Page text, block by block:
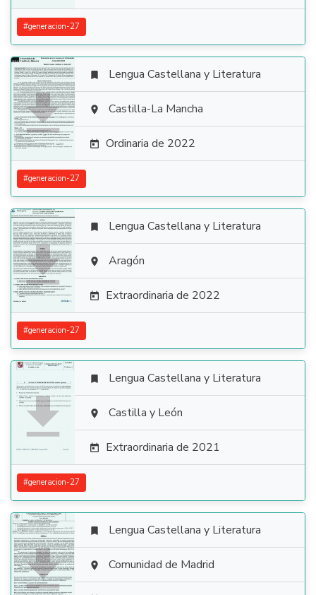
#generacion-27

 Lengua Castellana y Literatura
 Castilla-La Mancha
 Ordinaria de 2022
#generacion-27

 Lengua Castellana y Literatura
 Aragón
 Extraordinaria de 2022
#generacion-27

 Lengua Castellana y Literatura
 Castilla y León
 Extraordinaria de 2021
#generacion-27

 Lengua Castellana y Literatura
 Comunidad de Madrid